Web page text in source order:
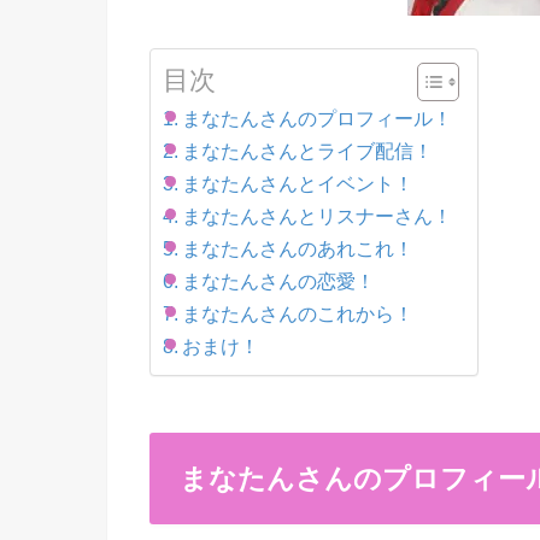
目次
まなたんさんのプロフィール！
まなたんさんとライブ配信！
まなたんさんとイベント！
まなたんさんとリスナーさん！
まなたんさんのあれこれ！
まなたんさんの恋愛！
まなたんさんのこれから！
おまけ！
まなたんさんのプロフィー